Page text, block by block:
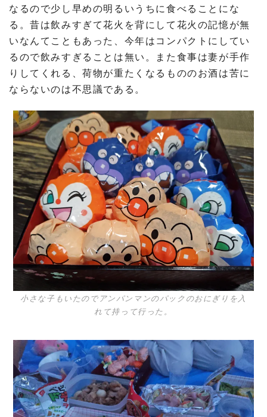
なるので少し早めの明るいうちに食べることにな
る。昔は飲みすぎて花火を背にして花火の記憶が無
いなんてこともあった、今年はコンパクトにしてい
るので飲みすぎることは無い。また食事は妻が手作
りしてくれる、荷物が重たくなるもののお酒は苦に
ならないのは不思議である。
小さな子もいたのでアンパンマンのパックのおにぎりを入
れて持って行った。